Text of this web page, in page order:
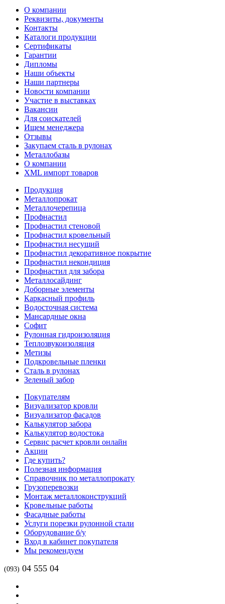
О компании
Реквизиты, документы
Контакты
Каталоги продукции
Сертификаты
Гарантии
Дипломы
Наши объекты
Наши партнеры
Новости компании
Участие в выставках
Вакансии
Для соискателей
Ищем менеджера
Отзывы
Закупаем сталь в рулонах
Металлобазы
О компании
XML импорт товаров
Продукция
Металлопрокат
Металлочерепица
Профнастил
Профнастил стеновой
Профнастил кровельный
Профнастил несущий
Профнастил декоративное покрытие
Профнастил некондиция
Профнастил для забора
Металлосайдинг
Доборные элементы
Каркасный профиль
Водосточная система
Мансардные окна
Софит
Рулонная гидроизоляция
Теплозвукоизоляция
Метизы
Подкровельные пленки
Сталь в рулонах
Зеленый забор
Покупателям
Визуализатор кровли
Визуализатор фасадов
Калькулятор забора
Калькулятор водостока
Сервис расчет кровли онлайн
Акции
Где купить?
Полезная информация
Справочник по металлопрокату
Грузоперевозки
Монтаж металлоконструкций
Кровельные работы
Фасадные работы
Услуги порезки рулонной стали
Оборудование б/у
Вход в кабинет покупателя
Мы рекомендуем
(093) 04 555 04